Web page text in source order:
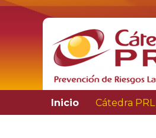
Cátedra PRL
Inicio Cátedra PRL